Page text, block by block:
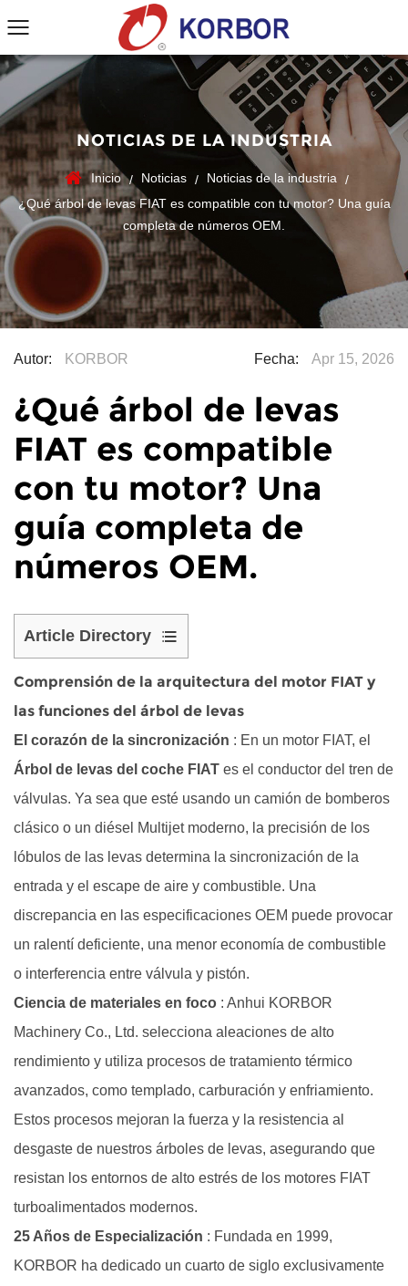
NOTICIAS DE LA INDUSTRIA
Inicio / Noticias / Noticias de la industria
/
¿Qué árbol de levas FIAT es compatible con tu motor? Una guía
completa de números OEM.
Autor: KORBOR Fecha: Apr 15, 2026
¿Qué árbol de levas
FIAT es compatible
con tu motor? Una
guía completa de
números OEM.
Article Directory
1
Comprensión
de
la
arquitectura
motor
FIAT
y
las
funciones
de
levas
2
Familias
motores
FIAT
y
guía
de
OEM
Comprensión de la arquitectura del motor FIAT y
las funciones del árbol de levas
El corazón de la sincronización : En un motor FIAT, el
Árbol de levas del coche FIAT es el conductor del tren de
válvulas. Ya sea que esté usando un camión de bomberos
clásico o un diésel Multijet moderno, la precisión de los
lóbulos de las levas determina la sincronización de la
entrada y el escape de aire y combustible. Una
discrepancia en las especificaciones OEM puede provocar
un ralentí deficiente, una menor economía de combustible
o interferencia entre válvula y pistón.
Ciencia de materiales en foco : Anhui KORBOR
Machinery Co., Ltd. selecciona aleaciones de alto
rendimiento y utiliza procesos de tratamiento térmico
avanzados, como templado, carburación y enfriamiento.
Estos procesos mejoran la fuerza y ​​la resistencia al
desgaste de nuestros árboles de levas, asegurando que
resistan los entornos de alto estrés de los motores FIAT
turboalimentados modernos.
25 Años de Especialización : Fundada en 1999,
KORBOR ha dedicado un cuarto de siglo exclusivamente